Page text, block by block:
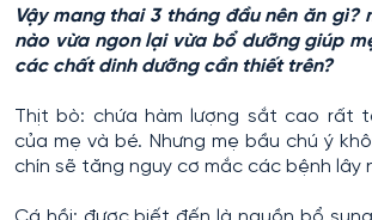
Vậy mang thai 3 tháng đầu nên ăn gì?
nào vừa ngon lại vừa bổ dưỡng giúp
các chất dinh dưỡng cần thiết trên?
Thịt bò: chứa hàm lượng sắt cao rất
của mẹ và bé. Nhưng mẹ bầu chú ý
chín sẽ tăng nguy cơ mắc các bệnh lây